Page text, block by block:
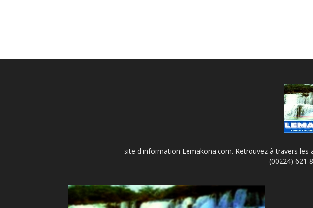
site d'information Lemakona.com. Retrouvez à travers
(00224) 621